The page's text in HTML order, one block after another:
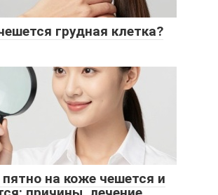
грудная клетка?
на коже чешется и